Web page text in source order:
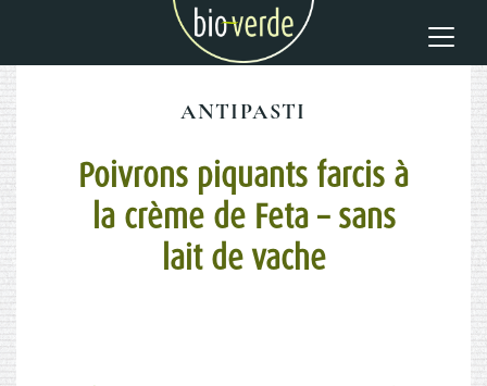
ANTIPASTI
Poivrons piquants farcis à
la crème de Feta – sans
lait de vache